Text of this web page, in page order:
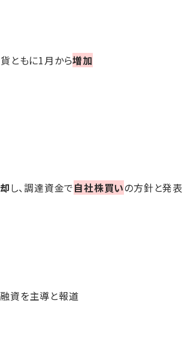
ともに1月から増加
し、調達資金で自社株買いの方針と発表
資を主導と報道